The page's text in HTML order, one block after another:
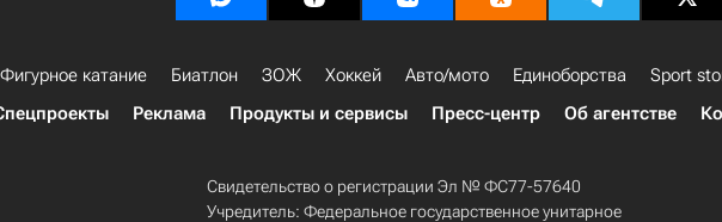
Фигурное катание Биатлон ЗОЖ Хоккей Авто/мото Единоборства Sport
Реклама Продукты и сервисы Пресс-центр Об агентстве
Свидетельство о регистрации Эл № ФС77-57640
Учредитель: Федеральное государственное унитарное